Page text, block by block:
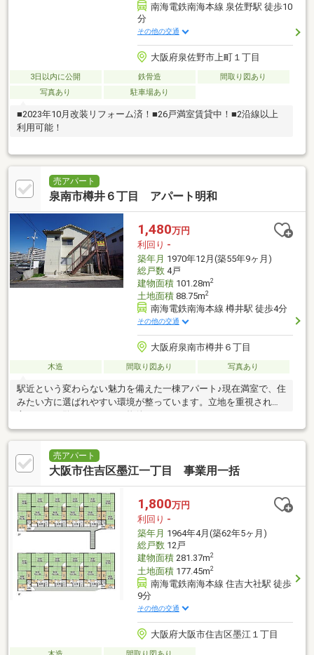
南海電鉄南海本線 泉佐野駅 徒歩10
分
その他の交通
大阪府泉佐野市上町１丁目
3日以内に公開 鉄骨造
間取り図あり
写真あり
駐車場あり
■2023年10月改装リフォーム済！■26戸満室賃貸中！■2沿線以上
利用可能！
売アパート
泉南市樽井６丁目 アパート明和
1,480万円
利回り -
築年月 1970年12月(築55年9ヶ月)
総戸数4戸
建物面積101.28m2
土地面積88.75m2
南海電鉄南海本線 樽井駅 徒歩4分
その他の交通
大阪府泉南市樽井６丁目
木造 間取り図あり 写真あり
駅近という変わらない魅力を備えた一棟アパート♪現在満室で、住
みたい方に選ばれやすい環境が整っています。立地を重視される
売アパート
大阪市住吉区墨江一丁目 事業用一括
1,800万円
利回り -
築年月 1964年4月(築62年5ヶ月)
総戸数12戸
建物面積281.37m2
土地面積177.45m2
南海電鉄南海本線 住吉大社駅 徒歩
9分
その他の交通
大阪府大阪市住吉区墨江１丁目